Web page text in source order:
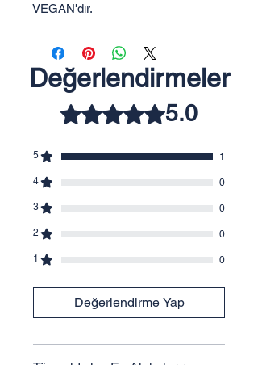
VEGAN'dır.
Değerlendirmeler
5 üzerinden 5 yıldız5.0
5 1
4 0
3 0
2 0
1 0
Değerlendirme Yap